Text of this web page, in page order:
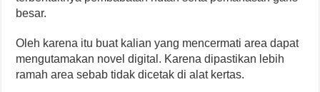
besar.
Oleh karena itu buat kalian yang mencermati area dapat
mengutamakan novel digital. Karena dipastikan lebih
ramah area sebab tidak dicetak di alat kertas.